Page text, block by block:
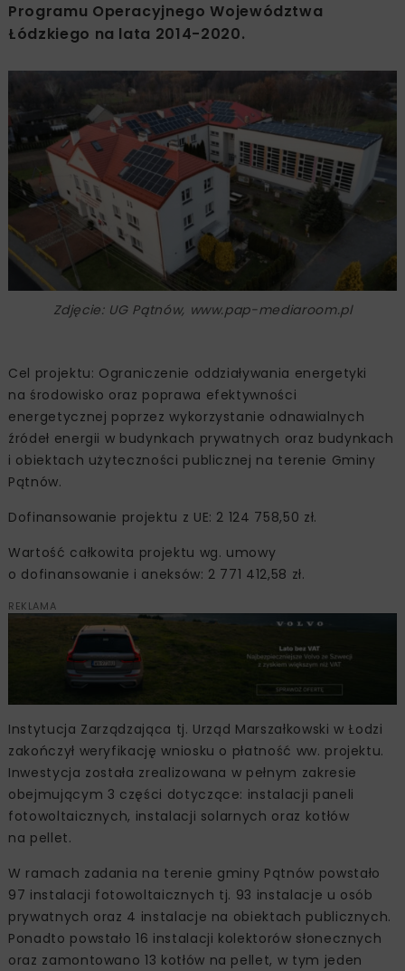
Programu Operacyjnego Województwa
Łódzkiego na lata 2014-2020.
Zdjęcie: UG Pątnów, www.pap-mediaroom.pl
Cel projektu: Ograniczenie oddziaływania energetyki
na środowisko oraz poprawa efektywności
energetycznej poprzez wykorzystanie odnawialnych
źródeł energii w budynkach prywatnych oraz budynkach
i obiektach użyteczności publicznej na terenie Gminy
Pątnów.
Dofinansowanie projektu z UE: 2 124 758,50 zł.
Wartość całkowita projektu wg. umowy
o dofinansowanie i aneksów: 2 771 412,58 zł.
REKLAMA
Instytucja Zarządzająca tj. Urząd Marszałkowski w Łodzi
zakończył weryfikację wniosku o płatność ww. projektu.
Inwestycja została zrealizowana w pełnym zakresie
obejmującym 3 części dotyczące: instalacji paneli
fotowoltaicznych, instalacji solarnych oraz kotłów
na pellet.
W ramach zadania na terenie gminy Pątnów powstało
97 instalacji fotowoltaicznych tj. 93 instalacje u osób
prywatnych oraz 4 instalacje na obiektach publicznych.
Ponadto powstało 16 instalacji kolektorów słonecznych
oraz zamontowano 13 kotłów na pellet, w tym jeden